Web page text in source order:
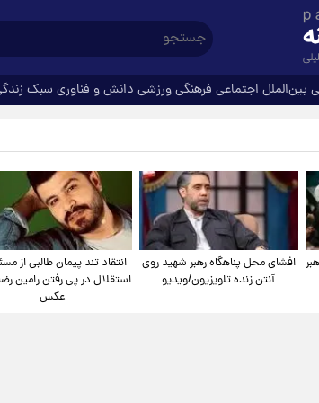
بین‌الملل اجتماعی فرهنگیورزشی دانش و فناوری سبک
افشای محل پناهگاه‌ رهبر شهید روی
آنتن زنده تلویزیون/ویدیو
انتقاد تند پیمان طالبی از
استقلال در پی رفتن رامین
عکس